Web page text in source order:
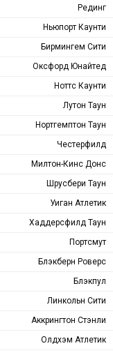
Рединг
Ньюпорт Каунти
Бирмингем Сити
Оксфорд Юнайтед
Ноттс Каунти
Лутон Таун
Нортгемптон Таун
Честерфилд
Милтон-Кинс Донс
Шрусбери Таун
Уиган Атлетик
Хаддерсфилд Таун
Портсмут
Блэкберн Роверс
Блэкпул
Линкольн Сити
Аккрингтон Стэнли
Олдхэм Атлетик